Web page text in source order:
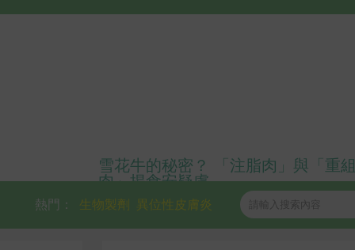
雪花牛的秘密？ 「注脂肉」與「重
肉」揭食安疑慮
異位性皮膚炎
生物製劑
熱門：